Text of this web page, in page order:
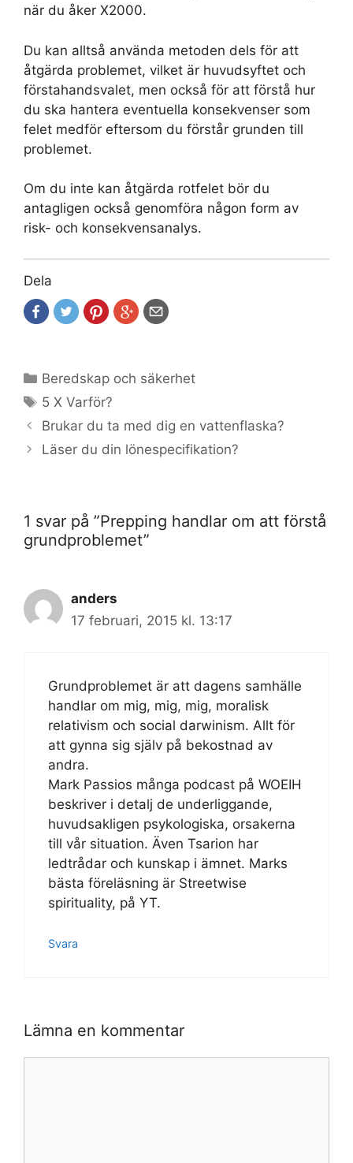
när du åker X2000.
Du kan alltså använda metoden dels för att
åtgärda problemet, vilket är huvudsyftet och
förstahandsvalet, men också för att förstå hur
du ska hantera eventuella konsekvenser som
felet medför eftersom du förstår grunden till
problemet.
Om du inte kan åtgärda rotfelet bör du
antagligen också genomföra någon form av
risk- och konsekvensanalys.
Dela
Kategorier
Beredskap och säkerhet
Etiketter
5 X Varför?
Brukar du ta med dig en vattenflaska?
Läser du din lönespecifikation?
1 svar på ”Prepping handlar om att förstå
grundproblemet”
anders
17 februari, 2015 kl. 13:17
Grundproblemet är att dagens samhälle
handlar om mig, mig, mig, moralisk
relativism och social darwinism. Allt för
att gynna sig själv på bekostnad av
andra.
Mark Passios många podcast på WOEIH
beskriver i detalj de underliggande,
huvudsakligen psykologiska, orsakerna
till vår situation. Även Tsarion har
ledtrådar och kunskap i ämnet. Marks
bästa föreläsning är Streetwise
spirituality, på YT.
Svara
Lämna en kommentar